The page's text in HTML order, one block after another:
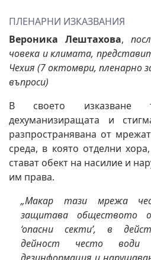
ПЛЕНАРНИ ИЗКАЗВАНИЯ
Вероника Лештахова,
човека и климата,
Чехия (7 октомври, пленарно
въпроси)
В своето изказване
дехуманизиращата и
разпространявана от
среда, в която отделни
стават обект на насилие и
им права.
„Макар тази мрежа
защитава обществото
‘опасни секти’, в
дейност често води